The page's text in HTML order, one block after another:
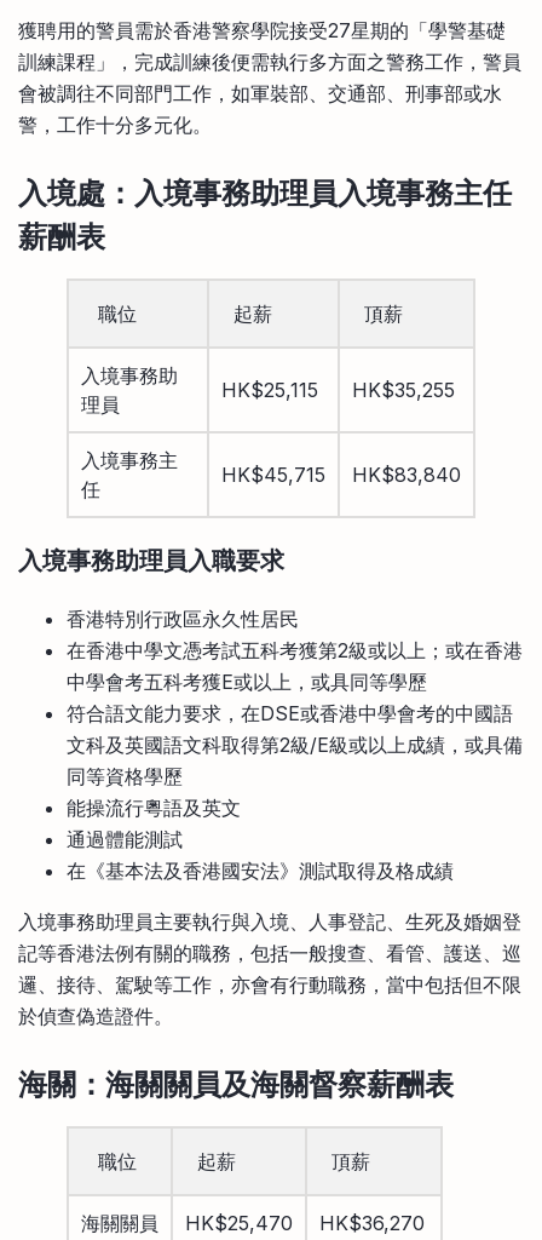
獲聘用的警員需於香港警察學院接受27星期的「學警基礎
訓練課程」，完成訓練後便需執行多方面之警務工作，警員
會被調往不同部門工作，如軍裝部、交通部、刑事部或水
警，工作十分多元化。
入境處 ：入境事務助理員入境事務主任
薪酬表
職位 起薪 頂薪
入境事務助
理員
HK$25,115 HK$35,255
入境事務主
任
HK$45,715 HK$83,840
入境事務助理員入職要求
香港特別行政區永久性居民
在香港中學文憑考試五科考獲第2級或以上；或在香港
中學會考五科考獲E或以上，或具同等學歷
符合語文能力要求，在DSE或香港中學會考的中國語
文科及英國語文科取得第2級/E級或以上成績，或具備
同等資格學歷
能操流行粵語及英文
通過體能測試
在《基本法及香港國安法》測試取得及格成績
入境事務助理員主要執行與入境、人事登記、生死及婚姻登
記等香港法例有關的職務，包括一般搜查、看管、護送、巡
邏、接待、駕駛等工作，亦會有行動職務，當中包括但不限
於偵查偽造證件。
海關 ：海關關員及海關督察薪酬表
職位 起薪 頂薪
海關關員 HK$25,470 HK$36,270